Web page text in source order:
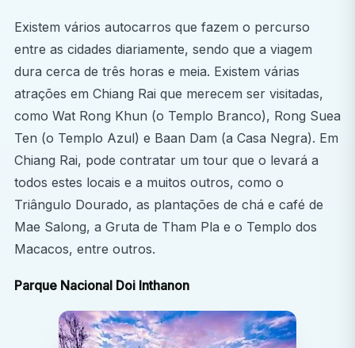
exclusivamente na observação. Não é permitido o
atendimento direto ao doente nem o trabalho clínico
prático.
Porquê escolher um estágio eletivo em Medicina na
Tailândia?
Participar neste programa em Chiang Mai oferece a
combinação perfeita de desenvolvimento de carreira,
descoberta cultural e crescimento pessoal.
Exposição médica internacional
tailandeses altamente qualificados em diversos
departamentos médicos.
Compreender o sistema de saúde na Tailândia
Existem vários autocarros que fazem o percurso
entre as cidades diariamente, sendo que a viagem
dura cerca de três horas e meia. Existem várias
atrações em Chiang Rai que merecem ser visitadas,
como Wat Rong Khun (o Templo Branco), Rong Suea
Ten (o Templo Azul) e Baan Dam (a Casa Negra). Em
Chiang Rai, pode contratar um tour que o levará a
todos estes locais e a muitos outros, como o
Triângulo Dourado, as plantações de chá e café de
Mae Salong, a Gruta de Tham Pla e o Templo dos
Macacos, entre outros.
Parque Nacional Doi Inthanon